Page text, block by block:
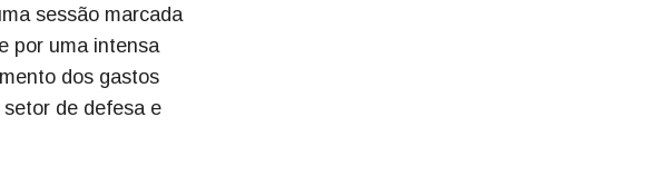
sessão marcada
por uma intensa
dos gastos
de defesa e